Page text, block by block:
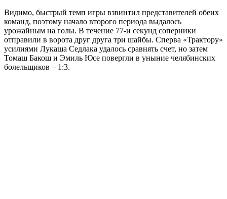
Видимо, быстрый темп игры взвинтил представителей обеих
команд, поэтому начало второго периода выдалось
урожайным на голы. В течение 77-и секунд соперники
отправили в ворота друг друга три шайбы. Сперва «Трактору»
усилиями Лукаша Седлака удалось сравнять счет, но затем
Томаш Бакош и Эмиль Юсе повергли в уныние челябинских
болельщиков – 1:3.